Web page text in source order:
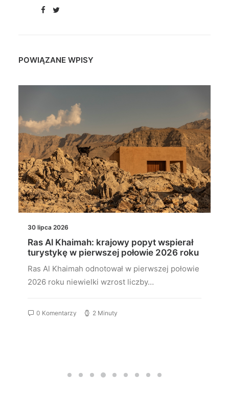
POWIĄZANE WPISY
30 lipca 2026
Ras Al Khaimah: krajowy popyt wspierał
turystykę w pierwszej połowie 2026 roku
Ras Al Khaimah odnotował w pierwszej połowie
2026 roku niewielki wzrost liczby…
0 Komentarzy 2 Minuty